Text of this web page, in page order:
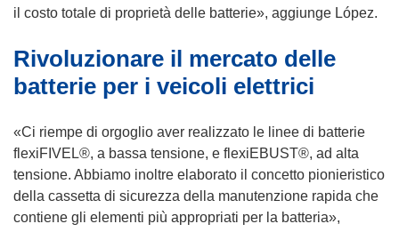
)
a
i
t
r
a
)
il costo totale di proprietà delle batterie», aggiunge López.
Rivoluzionare il mercato delle
batterie per i veicoli elettrici
«Ci riempe di orgoglio aver realizzato le linee di batterie
flexiFIVEL®, a bassa tensione, e flexiEBUST®, ad alta
tensione. Abbiamo inoltre elaborato il concetto pionieristico
della cassetta di sicurezza della manutenzione rapida che
contiene gli elementi più appropriati per la batteria»,